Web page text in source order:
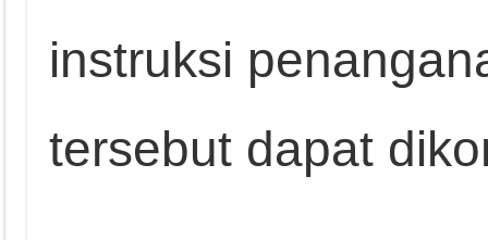
instruksi
tersebut dapat